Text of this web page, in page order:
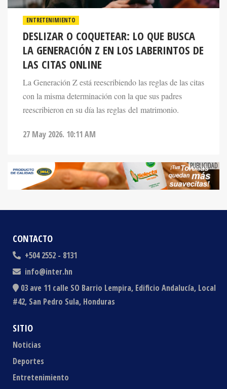
ENTRETENIMIENTO
DESLIZAR O COQUETEAR: LO QUE BUSCA
LA GENERACIÓN Z EN LOS LABERINTOS DE
LAS CITAS ONLINE
La Generación Z está reescribiendo las reglas de las citas
con la misma determinación con la que sus padres
reescribieron en su día las reglas del matrimonio.
CONTACTO
+504 2552 - 8131
info@inter.hn
03 ave 11 calle SO Barrio Lempira, Edificio Andalucía, Local
#42, San Pedro Sula, Honduras
SITIO
Noticias
Deportes
Entretenimiento